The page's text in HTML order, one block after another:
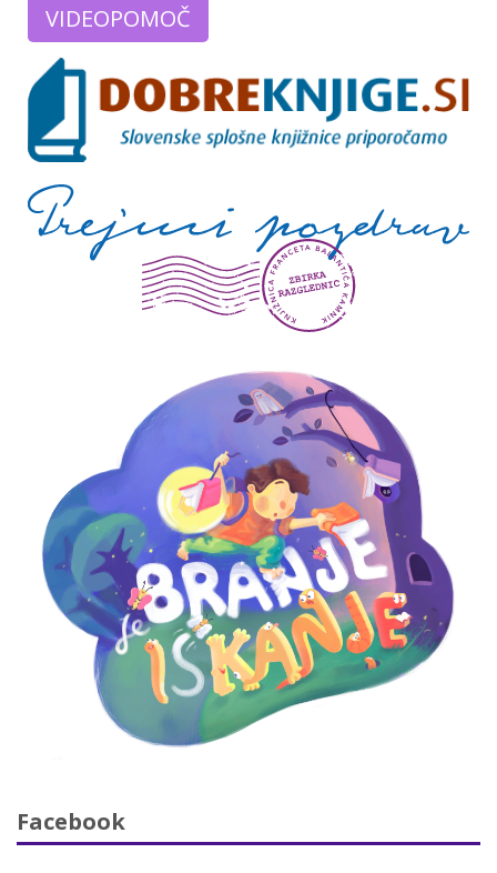
VIDEOPOMOČ
Facebook